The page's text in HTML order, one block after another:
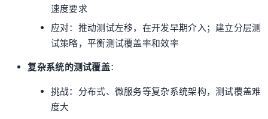
速度要求
应对：推动测试左移，在开发早期介入；建立分层测
试策略，平衡测试覆盖率和效率
复杂系统的测试覆盖：
挑战：分布式、微服务等复杂系统架构，测试覆盖难
度大